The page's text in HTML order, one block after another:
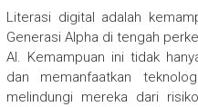
Literasi digital adalah
Generasi Alpha di tengah
AI. Kemampuan ini tidak
dan memanfaatkan
melindungi mereka dari